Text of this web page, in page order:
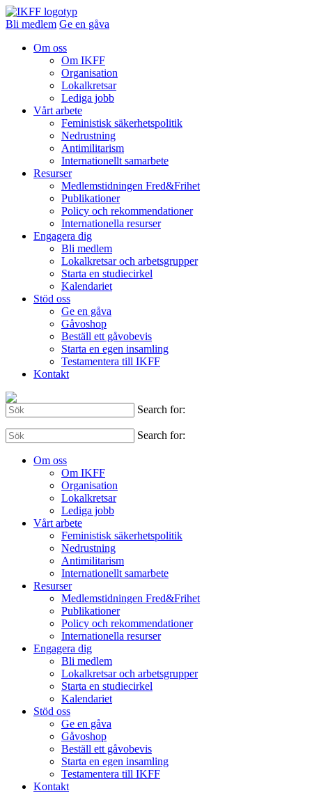
Bli medlem Ge en gåva
Om oss
Om IKFF
Organisation
Lokalkretsar
Lediga jobb
Vårt arbete
Feministisk säkerhetspolitik
Nedrustning
Antimilitarism
Internationellt samarbete
Resurser
Medlemstidningen Fred&Frihet
Publikationer
Policy och rekommendationer
Internationella resurser
Engagera dig
Bli medlem
Lokalkretsar och arbetsgrupper
Starta en studiecirkel
Kalendariet
Stöd oss
Ge en gåva
Gåvoshop
Beställ ett gåvobevis
Starta en egen insamling
Testamentera till IKFF
Kontakt
Search for:
Search for:
Om oss
Om IKFF
Organisation
Lokalkretsar
Lediga jobb
Vårt arbete
Feministisk säkerhetspolitik
Nedrustning
Antimilitarism
Internationellt samarbete
Resurser
Medlemstidningen Fred&Frihet
Publikationer
Policy och rekommendationer
Internationella resurser
Engagera dig
Bli medlem
Lokalkretsar och arbetsgrupper
Starta en studiecirkel
Kalendariet
Stöd oss
Ge en gåva
Gåvoshop
Beställ ett gåvobevis
Starta en egen insamling
Testamentera till IKFF
Kontakt